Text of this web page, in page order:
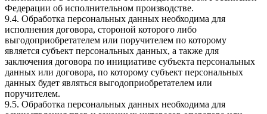
Федерации об исполнительном производстве.
9.4. Обработка персональных данных необходима для
исполнения договора, стороной которого либо
выгодоприобретателем или поручителем по которому
является субъект персональных данных, а также для
заключения договора по инициативе субъекта персональных
данных или договора, по которому субъект персональных
данных будет являться выгодоприобретателем или
поручителем.
9.5. Обработка персональных данных необходима для